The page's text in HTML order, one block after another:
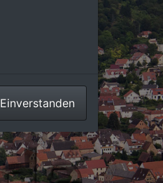
Einverstanden